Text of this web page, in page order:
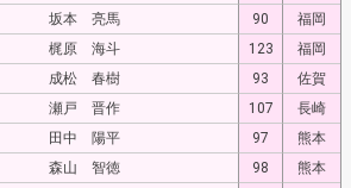
坂本 亮馬
90
福岡
梶原 海斗
123
福岡
成松 春樹
93
佐賀
瀬戸 晋作
107
長崎
田中 陽平
97
熊本
森山 智徳
98
熊本